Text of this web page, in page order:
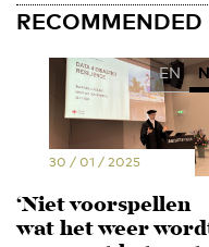
RECOMMENDED
EN
30 / 01 / 2025
‘Niet voorspellen
wat het weer